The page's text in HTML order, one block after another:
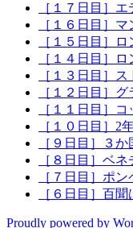
［１７日目］
［１６日目］
［１５日目］
［１４日目］
［１３日目］
［１２日目］
［１１日目］
［１０日目］2
［９日目］３
［８日目］ベネ
［７日目］ポ
［６日目］百
Proudly powered by